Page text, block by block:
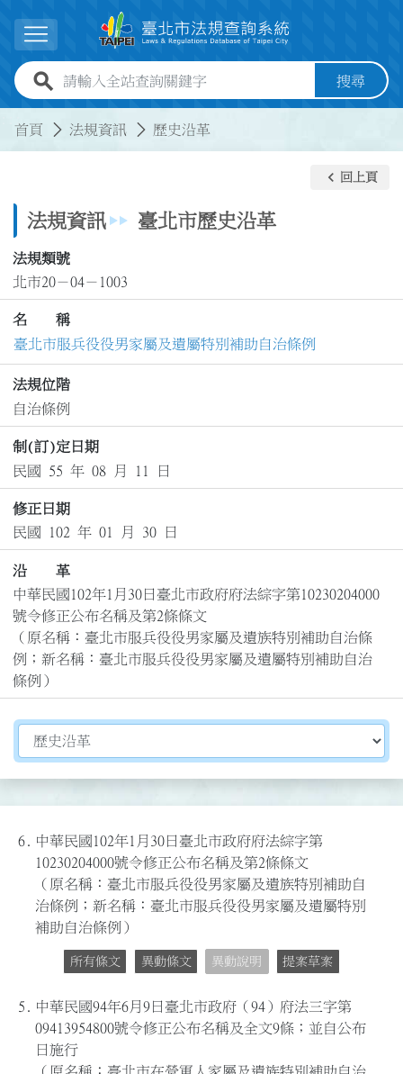
展開選單
全站查詢關鍵字欄位 搜尋
首頁 法規資訊 歷史沿革
法規資訊 臺北市歷史沿革
keyboard_arrow_left 回上頁
法規類號
北市20－04－1003
名 稱
臺北市服兵役役男家屬及遺屬特別補助自治條例
法規位階
自治條例
制(訂)定日期
民國 55 年 08 月 11 日
修正日期
民國 102 年 01 月 30 日
沿 革
中華民國102年1月30日臺北市政府府法綜字第10230204000
號令修正公布名稱及第2條條文
（原名稱：臺北市服兵役役男家屬及遺族特別補助自治條
例；新名稱：臺北市服兵役役男家屬及遺屬特別補助自治
條例）
切換選擇法規資訊內容
6.
中華民國102年1月30日臺北市政府府法綜字第
10230204000號令修正公布名稱及第2條條文
（原名稱：臺北市服兵役役男家屬及遺族特別補助自
治條例；新名稱：臺北市服兵役役男家屬及遺屬特別
補助自治條例）
所有條文 異動條文 異動說明 提案草案
5. 中華民國94年6月9日臺北市政府（94）府法三字第
09413954800號令修正公布名稱及全文9條；並自公布
日施行